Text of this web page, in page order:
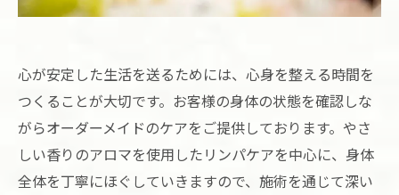
心が安定した生活を送るためには、心身を整える時間を
つくることが大切です。お客様の身体の状態を確認しな
がらオーダーメイドのケアをご提供しております。やさ
しい香りのアロマを使用したリンパケアを中心に、身体
全体を丁寧にほぐしていきますので、施術を通じて深い